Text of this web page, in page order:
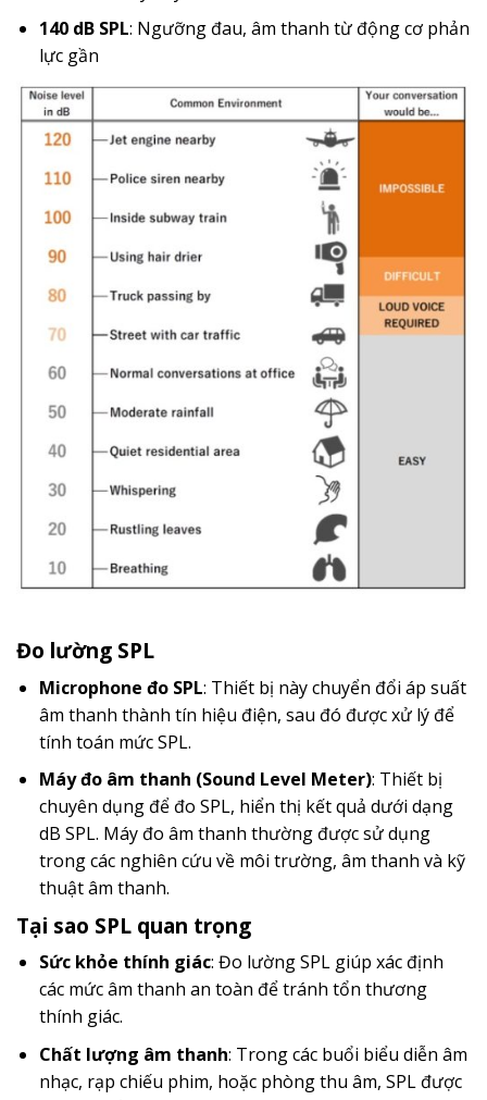
140 dB SPL: Ngưỡng đau, âm thanh từ động cơ phản
lực gần
Đo lường SPL
Microphone đo SPL: Thiết bị này chuyển đổi áp suất
âm thanh thành tín hiệu điện, sau đó được xử lý để
tính toán mức SPL.
Máy đo âm thanh (Sound Level Meter): Thiết bị
chuyên dụng để đo SPL, hiển thị kết quả dưới dạng
dB SPL. Máy đo âm thanh thường được sử dụng
trong các nghiên cứu về môi trường, âm thanh và kỹ
thuật âm thanh.
Tại sao SPL quan trọng
Sức khỏe thính giác: Đo lường SPL giúp xác định
các mức âm thanh an toàn để tránh tổn thương
thính giác.
Chất lượng âm thanh: Trong các buổi biểu diễn âm
nhạc, rạp chiếu phim, hoặc phòng thu âm, SPL được